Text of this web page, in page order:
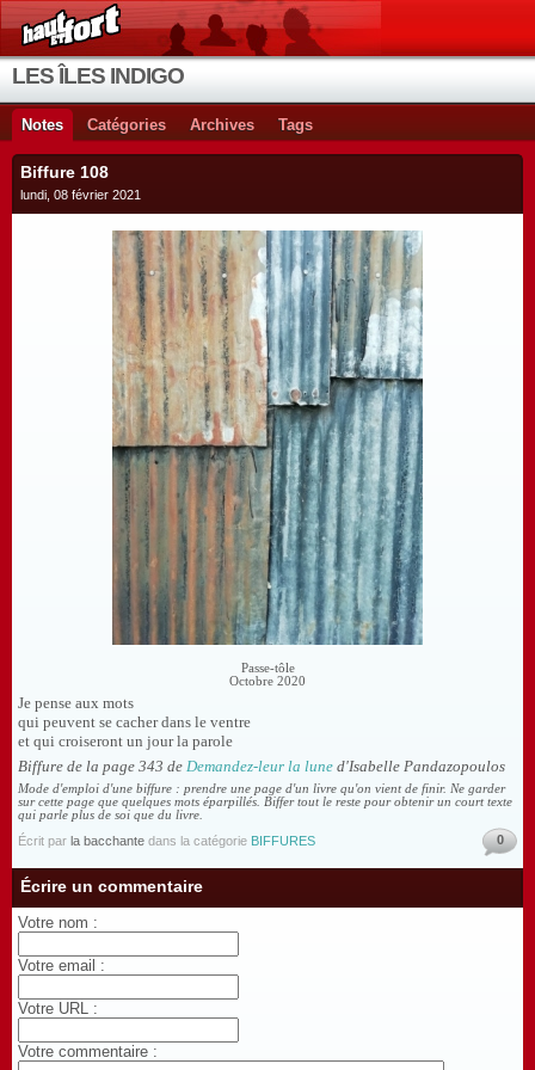
LES ÎLES INDIGO
Notes Catégories Archives Tags
Biffure 108
lundi, 08 février 2021
Passe-tôle
Octobre 2020
Je pense aux mots
qui peuvent se cacher dans le ventre
et qui croiseront un jour la parole
Biffure de la page 343 de Demandez-leur la lune d'Isabelle Pandazopoulos
Mode d'emploi d'une biffure : prendre une page d'un livre qu'on vient de finir. Ne garder
sur cette page que quelques mots éparpillés. Biffer tout le reste pour obtenir un court texte
qui parle plus de soi que du livre.
Écrit par la bacchante dans la catégorie BIFFURES 0
Écrire un commentaire
Votre nom :
Votre email :
Votre URL :
Votre commentaire :